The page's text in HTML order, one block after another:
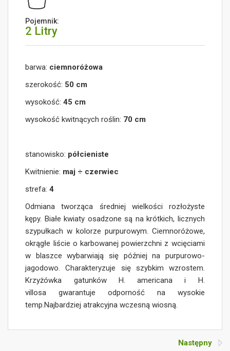
Pojemnik:
2 Litry
barwa: ciemnoróżowa
szerokość: 50 cm
wysokość:45 cm
wysokość kwitnących roślin: 70 cm
stanowisko: półcieniste
Kwitnienie: maj ÷ czerwiec
strefa:4
Odmiana tworząca średniej wielkości rozłożyste
kępy. Białe kwiaty osadzone są na krótkich, licznych
szypułkach w kolorze purpurowym. Ciemnoróżowe,
okrągłe liście o karbowanej powierzchni z wcięciami
w blaszce wybarwiają się później na purpurowo-
jagodowo. Charakteryzuje się szybkim wzrostem.
Krzyżówka gatunków H. americana i H.
villosa gwarantuje odporność na wysokie
temp.Najbardziej atrakcyjna wczesną wiosną.
Następny